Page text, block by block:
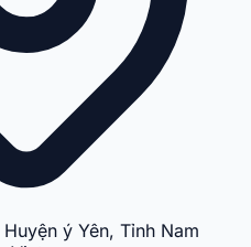
ý Yên, Tỉnh Nam